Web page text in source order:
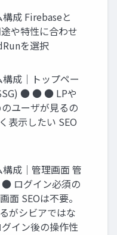
成 Firebaseと
や特性に合わせ
を選択
成｜トップペー
● ● ● LPや
ユーザが見るの
表示したい SEO
成｜管理画面 管
ログイン必須の
面 SEOは不要。
がシビアではな
イン後の操作性